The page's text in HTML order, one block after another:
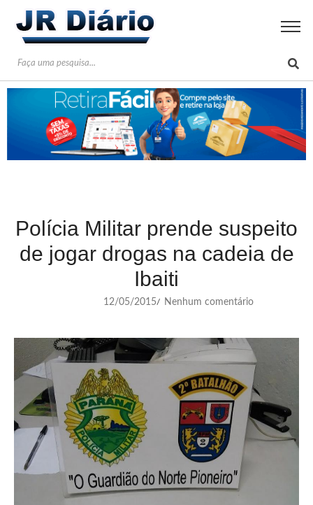
Polícia Militar prende suspeito
de jogar drogas na cadeia de
Ibaiti
12/05/2015/ Nenhum comentário